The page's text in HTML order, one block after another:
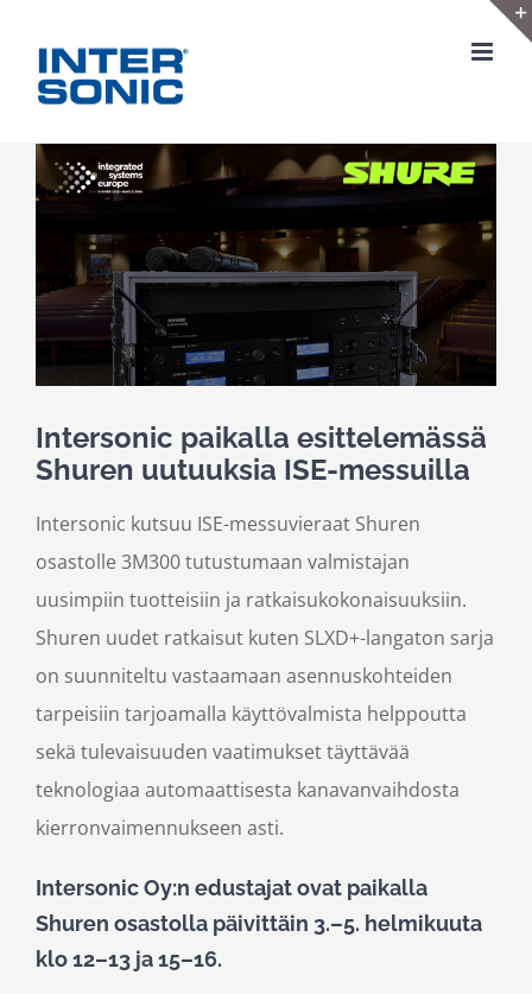
content
View
Larger
Image
Intersonic paikalla esittelemässä
Shuren uutuuksia ISE-messuilla
Intersonic kutsuu ISE-messuvieraat Shuren
osastolle 3M300 tutustumaan valmistajan
uusimpiin tuotteisiin ja ratkaisukokonaisuuksiin.
Shuren uudet ratkaisut kuten SLXD+-langaton sarja
on suunniteltu vastaamaan asennuskohteiden
tarpeisiin tarjoamalla käyttövalmista helppoutta
sekä tulevaisuuden vaatimukset täyttävää
teknologiaa automaattisesta kanavanvaihdosta
kierronvaimennukseen asti.
Intersonic Oy:n edustajat ovat paikalla
Shuren osastolla päivittäin 3.–5. helmikuuta
klo 12–13 ja 15–16.